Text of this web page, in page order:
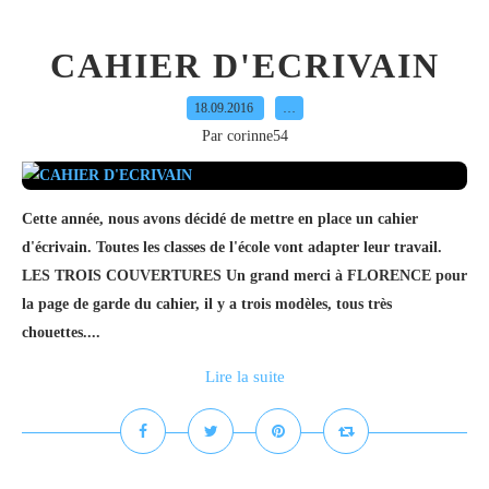
CAHIER D'ECRIVAIN
18.09.2016 …
Par corinne54
Cette année, nous avons décidé de mettre en place un cahier
d'écrivain. Toutes les classes de l'école vont adapter leur travail.
LES TROIS COUVERTURES Un grand merci à FLORENCE pour
la page de garde du cahier, il y a trois modèles, tous très
chouettes....
Lire la suite